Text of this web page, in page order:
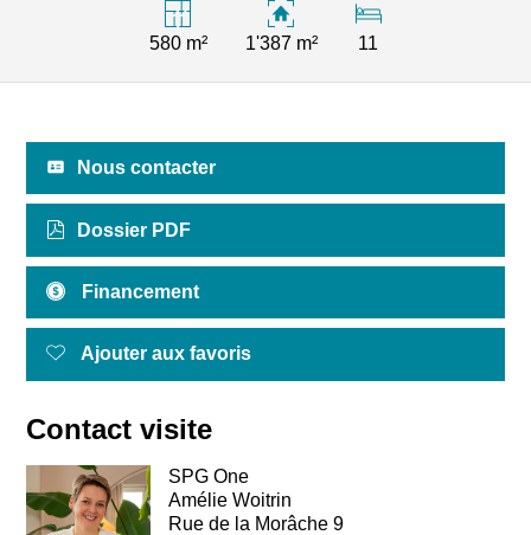
580 m² 1'387 m² 11
Nous contacter
Dossier PDF
Financement
Ajouter aux favoris
Contact visite
SPG One
Amélie Woitrin
Rue de la Morâche 9